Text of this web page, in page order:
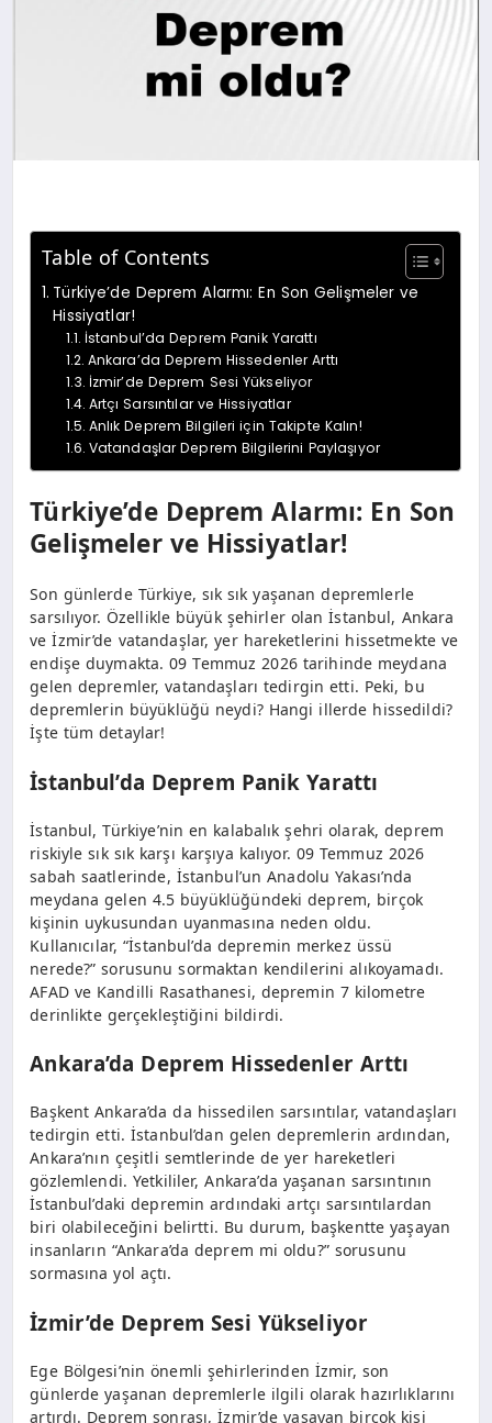
Table of Contents
Türkiye’de Deprem Alarmı: En Son Gelişmeler ve
Hissiyatlar!
İstanbul’da Deprem Panik Yarattı
Ankara’da Deprem Hissedenler Arttı
İzmir’de Deprem Sesi Yükseliyor
Artçı Sarsıntılar ve Hissiyatlar
Anlık Deprem Bilgileri için Takipte Kalın!
Vatandaşlar Deprem Bilgilerini Paylaşıyor
Türkiye’de Deprem Alarmı: En Son
Gelişmeler ve Hissiyatlar!
Son günlerde Türkiye, sık sık yaşanan depremlerle
sarsılıyor. Özellikle büyük şehirler olan İstanbul, Ankara
ve İzmir’de vatandaşlar, yer hareketlerini hissetmekte ve
endişe duymakta. 09 Temmuz 2026 tarihinde meydana
gelen depremler, vatandaşları tedirgin etti. Peki, bu
depremlerin büyüklüğü neydi? Hangi illerde hissedildi?
İşte tüm detaylar!
İstanbul’da Deprem Panik Yarattı
İstanbul, Türkiye’nin en kalabalık şehri olarak, deprem
riskiyle sık sık karşı karşıya kalıyor. 09 Temmuz 2026
sabah saatlerinde, İstanbul’un Anadolu Yakası’nda
meydana gelen 4.5 büyüklüğündeki deprem, birçok
kişinin uykusundan uyanmasına neden oldu.
Kullanıcılar, “İstanbul’da depremin merkez üssü
nerede?” sorusunu sormaktan kendilerini alıkoyamadı.
AFAD ve Kandilli Rasathanesi, depremin 7 kilometre
derinlikte gerçekleştiğini bildirdi.
Ankara’da Deprem Hissedenler Arttı
Başkent Ankara’da da hissedilen sarsıntılar, vatandaşları
tedirgin etti. İstanbul’dan gelen depremlerin ardından,
Ankara’nın çeşitli semtlerinde de yer hareketleri
gözlemlendi. Yetkililer, Ankara’da yaşanan sarsıntının
İstanbul’daki depremin ardındaki artçı sarsıntılardan
biri olabileceğini belirtti. Bu durum, başkentte yaşayan
insanların “Ankara’da deprem mi oldu?” sorusunu
sormasına yol açtı.
İzmir’de Deprem Sesi Yükseliyor
Ege Bölgesi’nin önemli şehirlerinden İzmir, son
günlerde yaşanan depremlerle ilgili olarak hazırlıklarını
artırdı. Deprem sonrası, İzmir’de yaşayan birçok kişi